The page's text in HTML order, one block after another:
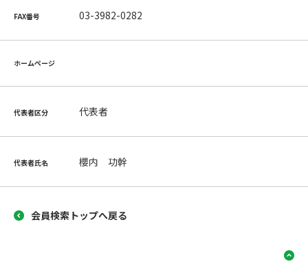
FAX番号 03-3982-0282
ホームページ
代表者区分 代表者
代表者氏名 櫻内 功幹
会員検索トップへ戻る